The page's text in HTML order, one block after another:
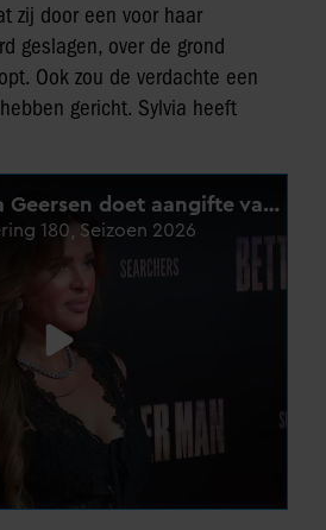
zij door een voor haar
geslagen, over de grond
Ook zou de verdachte een
gericht. Sylvia heeft